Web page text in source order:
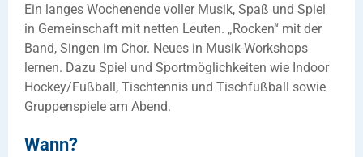
Ein langes Wochenende voller Musik, Spaß und Spiel
in Gemeinschaft mit netten Leuten. „Rocken“ mit der
Band, Singen im Chor. Neues in Musik-Workshops
lernen. Dazu Spiel und Sportmöglichkeiten wie Indoor
Hockey/Fußball, Tischtennis und Tischfußball sowie
Gruppenspiele am Abend.
Wann?